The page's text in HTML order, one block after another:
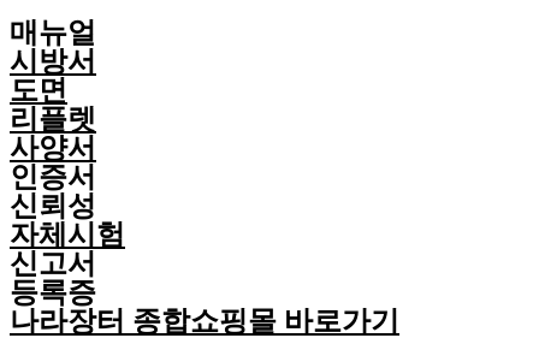
매뉴얼
시방서
도면
리플렛
사양서
인증서
신뢰성
자체시험
신고서
등록증
나라장터 종합쇼핑몰 바로가기